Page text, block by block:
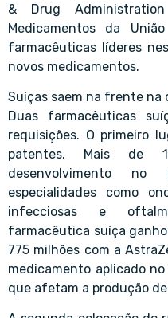
& Drug
Medicamentos da
farmacêuticas líderes
novos medicamentos.
Suíças saem na frente na
Duas farmacêuticas
requisições. O primeiro
patentes. Mais de
desenvolvimento
especialidades como
infecciosas e
farmacêutica suíça
775 milhões com a
medicamento aplicado
que afetam a produção